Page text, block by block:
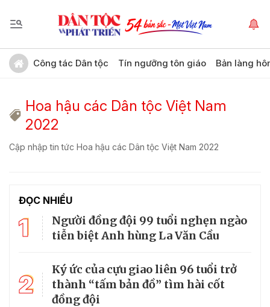
Công tác Dân tộc Tín ngưỡng tôn giáo Bản làng
Hoa hậu các Dân tộc Việt Nam
2022
Cập nhập tin tức Hoa hậu các Dân tộc Việt Nam 2022
ĐỌC NHIỀU
1
Người đồng đội 99 tuổi nghẹn ngào
tiễn biệt Anh hùng La Văn Cầu
2
Ký ức của cựu giao liên 96 tuổi trở
thành “tấm bản đồ” tìm hài cốt
đồng đội